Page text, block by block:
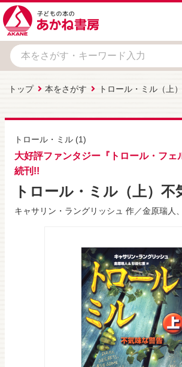
トップ 本をさがす トロール・ミル（上
トロール・ミル (1)
大好評ファンタジー『トロール・フェ
続刊!!
トロール・ミル（上）不
キャサリン・ラングリッシュ 作／金原瑞人